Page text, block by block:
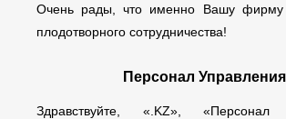
Очень рады, что именно Вашу фирму
плодотворного сотрудничества!
Персонал Управления
Здравствуйте, «.KZ», «Персонал